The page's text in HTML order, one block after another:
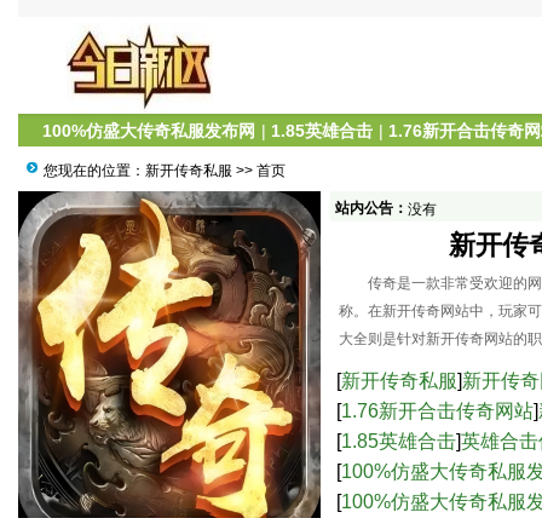
100%仿盛大传奇私服发布网 | 1.85英雄合击 | 1.76新开合击传奇
您现在的位置： 新开传奇私服 >> 首页
站内公告： 没有
新开传
传奇是一款非常受欢迎的网
称。在新开传奇网站中，玩家
大全则是针对新开传奇网站的
[新开传奇私服]新开传
[1.76新开合击传奇网站]
[1.85英雄合击]英雄合
[100%仿盛大传奇私服
服中的高爆率与激烈战
[100%仿盛大传奇私服